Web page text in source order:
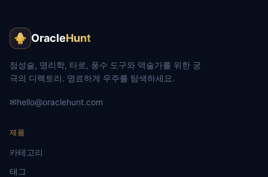
OracleHunt
점성술, 명리학, 타로, 풍수 도구와 역술가를 위한 궁
극의 디렉토리. 명료하게 우주를 탐색하세요.
✉hello@oraclehunt.com
제품
카테고리
태그